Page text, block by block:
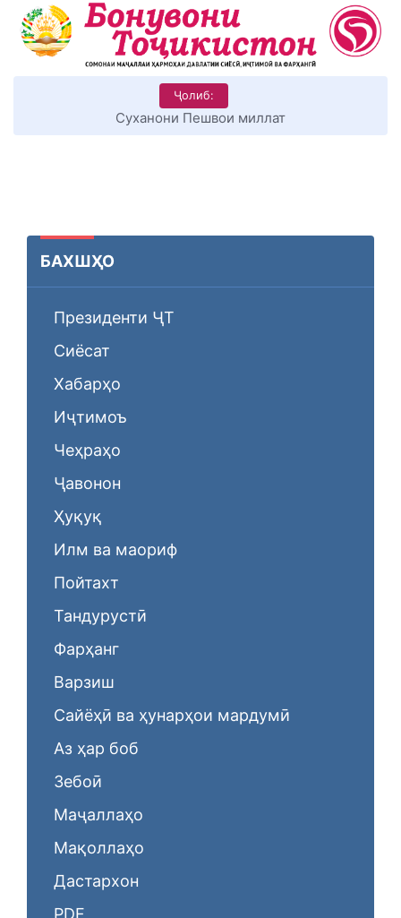
Ҷолиб:
Суханони Пешвои миллат
БАХШҲО
Президенти ҶТ
Сиёсат
Хабарҳо
Иҷтимоъ
Чеҳраҳо
Ҷавонон
Ҳуқуқ
Илм ва маориф
Пойтахт
Тандурустӣ
Фарҳанг
Варзиш
Сайёҳӣ ва ҳунарҳои мардумӣ
Аз ҳар боб
Зебоӣ
Маҷаллаҳо
Мақоллаҳо
Дастархон
PDF